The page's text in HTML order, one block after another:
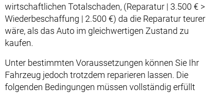
wirtschaftlichen Totalschaden, (Reparatur | 3.500 € >
Wiederbeschaffung | 2.500 €) da die Reparatur teurer
wäre, als das Auto im gleichwertigen Zustand zu
kaufen.
Unter bestimmten Voraussetzungen können Sie Ihr
Fahrzeug jedoch trotzdem reparieren lassen. Die
folgenden Bedingungen müssen vollständig erfüllt